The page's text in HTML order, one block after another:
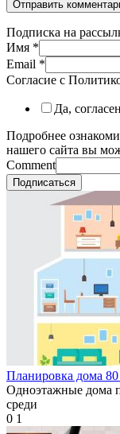
Подписка на
Имя *
Email *
Согласие с
Да, согласен
Подробнее
нашего сайта вы
Comment
Подписаться
Планировка дома
Одноэтажные дома
среди
0 1